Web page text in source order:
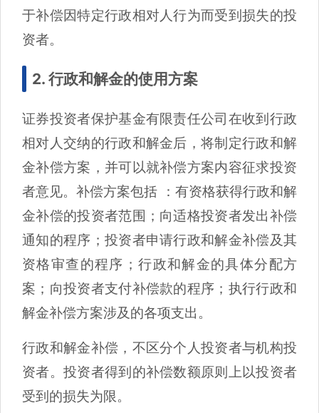
于补偿因特定行政相对人行为而受到损失的投
资者。
2. 行政和解金的使用方案
证券投资者保护基金有限责任公司在收到行政
相对人交纳的行政和解金后，将制定行政和解
金补偿方案，并可以就补偿方案内容征求投资
者意见。补偿方案包括 ：有资格获得行政和解
金补偿的投资者范围；向适格投资者发出补偿
通知的程序；投资者申请行政和解金补偿及其
资格审查的程序；行政和解金的具体分配方
案；向投资者支付补偿款的程序；执行行政和
解金补偿方案涉及的各项支出。
行政和解金补偿，不区分个人投资者与机构投
资者。投资者得到的补偿数额原则上以投资者
受到的损失为限。